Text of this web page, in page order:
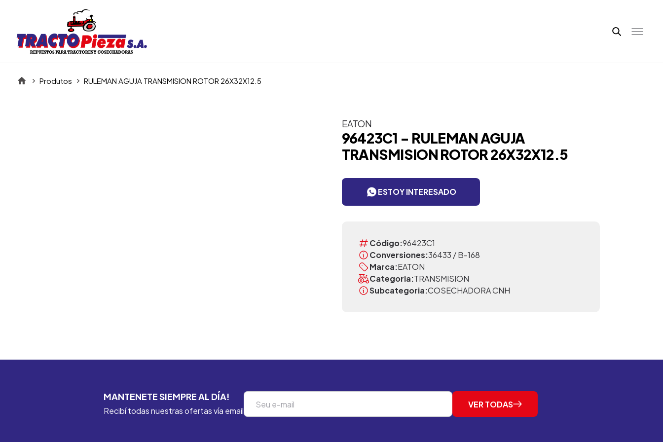
Produtos RULEMAN AGUJA TRANSMISION ROTOR 26X32X12.5
EATON
96423C1 - RULEMAN AGUJA
TRANSMISION ROTOR 26X32X12.5
ESTOY INTERESADO
Código:96423C1
Conversiones:36433 / B-168
Marca:EATON
Categoria:TRANSMISION
Subcategoria:COSECHADORA CNH
MANTENETE SIEMPRE AL DÍA!
Recibí todas nuestras ofertas vía email
VER TODAS